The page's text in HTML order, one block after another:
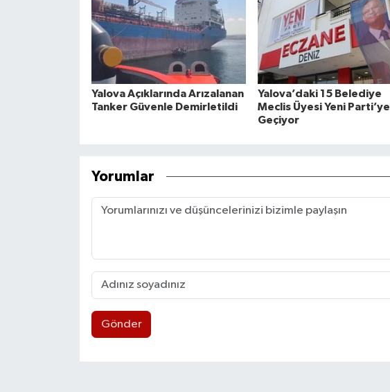
Yalova Açıklarında Arızalanan
Tanker Güvenle Demirletildi
Yalova’daki 15 Belediye
Meclis Üyesi Yeni Parti’ye
Geçiyor
Yorumlar
Gönder